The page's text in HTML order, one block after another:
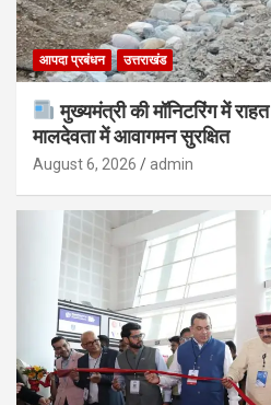
आपदा प्रबंधन उत्तराखंड
मुख्यमंत्री की मॉनिटरिंग में राहत
मालदेवता में आवागमन सुरक्षित
August 6, 2026 admin